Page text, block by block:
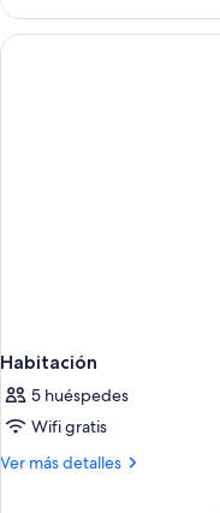
SUITE
WITH
BALCONY
Habitación
5 huéspedes
Wifi gratis
Ver más detalles
Más